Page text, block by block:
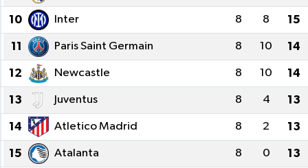
10 Inter 8 8 15
11 Paris Saint Germain 8 10 14
12 Newcastle 8 10 14
13 Juventus 8 4 13
14 Atletico Madrid 8 2 13
15 Atalanta 8 0 13